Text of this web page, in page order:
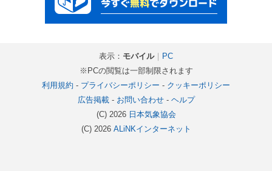
表示： モバイル｜
PC
※PCの閲覧は一部制限されます
利用規約 - プライバシーポリシー - クッキーポリシー
広告掲載- お問い合わせ- ヘルプ
(C) 2026 日本気象協会
(C) 2026 ALiNKインターネット